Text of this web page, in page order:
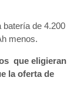
batería de 4.200
menos.
que eligieran
la oferta de